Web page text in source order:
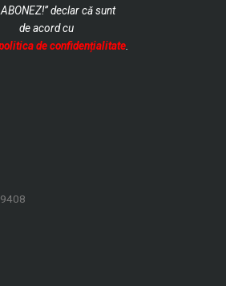
declar că sunt
deacord cu
de confidențialitate.